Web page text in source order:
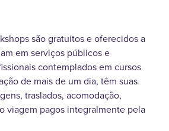
são gratuitos e oferecidos a
em serviços públicos e
contemplados em cursos
de mais de um dia, têm suas
traslados, acomodação,
viagem pagos integralmente pela